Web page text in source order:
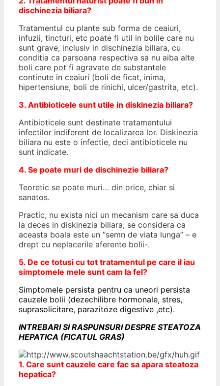
dischinezia biliara?
Tratamentul cu plante sub forma de ceaiuri,
infuzii, tincturi, etc poate fi util in bolile care nu
sunt grave, inclusiv in dischinezia biliara, cu
conditia ca parsoana respectiva sa nu aiba alte
boli care pot fi agravate de substantele
continute in ceaiuri (boli de ficat, inima,
hipertensiune, boli de rinichi, ulcer/gastrita, etc).
3. Antibioticele sunt utile in diskinezia biliara?
Antibioticele sunt destinate tratamentului
infectilor indiferent de localizarea lor. Diskinezia
biliara nu este o infectie, deci antibioticele nu
sunt indicate.
4. Se poate muri de dischinezie biliara?
Teoretic se poate muri… din orice, chiar si
sanatos.
Practic, nu exista nici un mecanism care sa duca
la deces in diskinezia biliara; se considera ca
aceasta boala este un “semn de viata lunga” – e
drept cu neplacerile aferente bolii-.
5. De ce totusi cu tot tratamentul pe care il iau
simptomele mele sunt cam la fel?
Simptomele persista pentru ca uneori persista
cauzele bolii (dezechilibre hormonale, stres,
suprasolicitare, parazitoze digestive ,etc).
INTREBARI SI RASPUNSURI DESPRE STEATOZA
HEPATICA (FICATUL GRAS)
1. Care sunt cauzele care fac sa apara steatoza
hepatica?